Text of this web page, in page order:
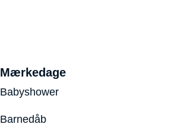
Mærkedage
Babyshower
Barnedåb